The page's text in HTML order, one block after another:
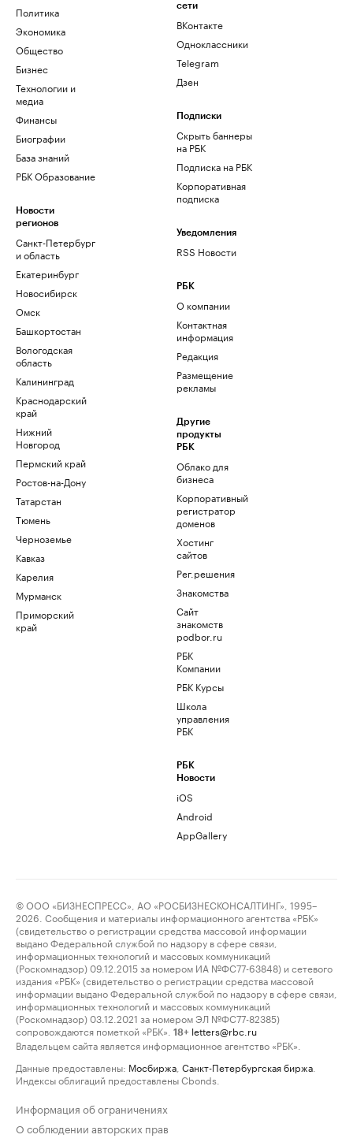
Политика
Экономика
Общество
Бизнес
Технологии и
медиа
Финансы
Биографии
База знаний
РБК Образование
Новости
регионов
Санкт-Петербург
и область
Екатеринбург
Новосибирск
Омск
Башкортостан
Вологодская
область
Калининград
Краснодарский
край
Нижний
Новгород
Пермский край
Ростов-на-Дону
Татарстан
Тюмень
Черноземье
Кавказ
Карелия
Мурманск
Приморский
край
сети
ВКонтакте
Одноклассники
Telegram
Дзен
Подписки
Скрыть баннеры
на РБК
Подписка на РБК
Корпоративная
подписка
Уведомления
RSS Новости
РБК
О компании
Контактная
информация
Редакция
Размещение
рекламы
Другие
продукты
РБК
Облако для
бизнеса
Корпоративный
регистратор
доменов
Хостинг
сайтов
Рег.решения
Знакомства
Сайт
знакомств
podbor.ru
РБК
Компании
РБК Курсы
Школа
управления
РБК
РБК
Новости
iOS
Android
AppGallery
© ООО «БИЗНЕСПРЕСС», АО «РОСБИЗНЕСКОНСАЛТИНГ», 1995–
2026. Сообщения и материалы информационного агентства «РБК»
(свидетельство о регистрации средства массовой информации
выдано Федеральной службой по надзору в сфере связи,
информационных технологий и массовых коммуникаций
(Роскомнадзор) 09.12.2015 за номером ИА №ФС77-63848) и сетевого
издания «РБК» (свидетельство о регистрации средства массовой
информации выдано Федеральной службой по надзору в сфере связи,
информационных технологий и массовых коммуникаций
(Роскомнадзор) 03.12.2021 за номером ЭЛ №ФС77-82385)
сопровождаются пометкой «РБК».
18+ letters@rbc.ru
Владельцем сайта является информационное агентство «РБК».
Данные предоставлены: Мосбиржа Санкт-Петербургская биржа
Индексы облигаций предоставлены Cbonds.
Информация об ограничениях
О соблюдении авторских прав